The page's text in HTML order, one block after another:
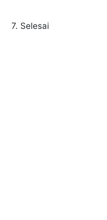
7. Selesai